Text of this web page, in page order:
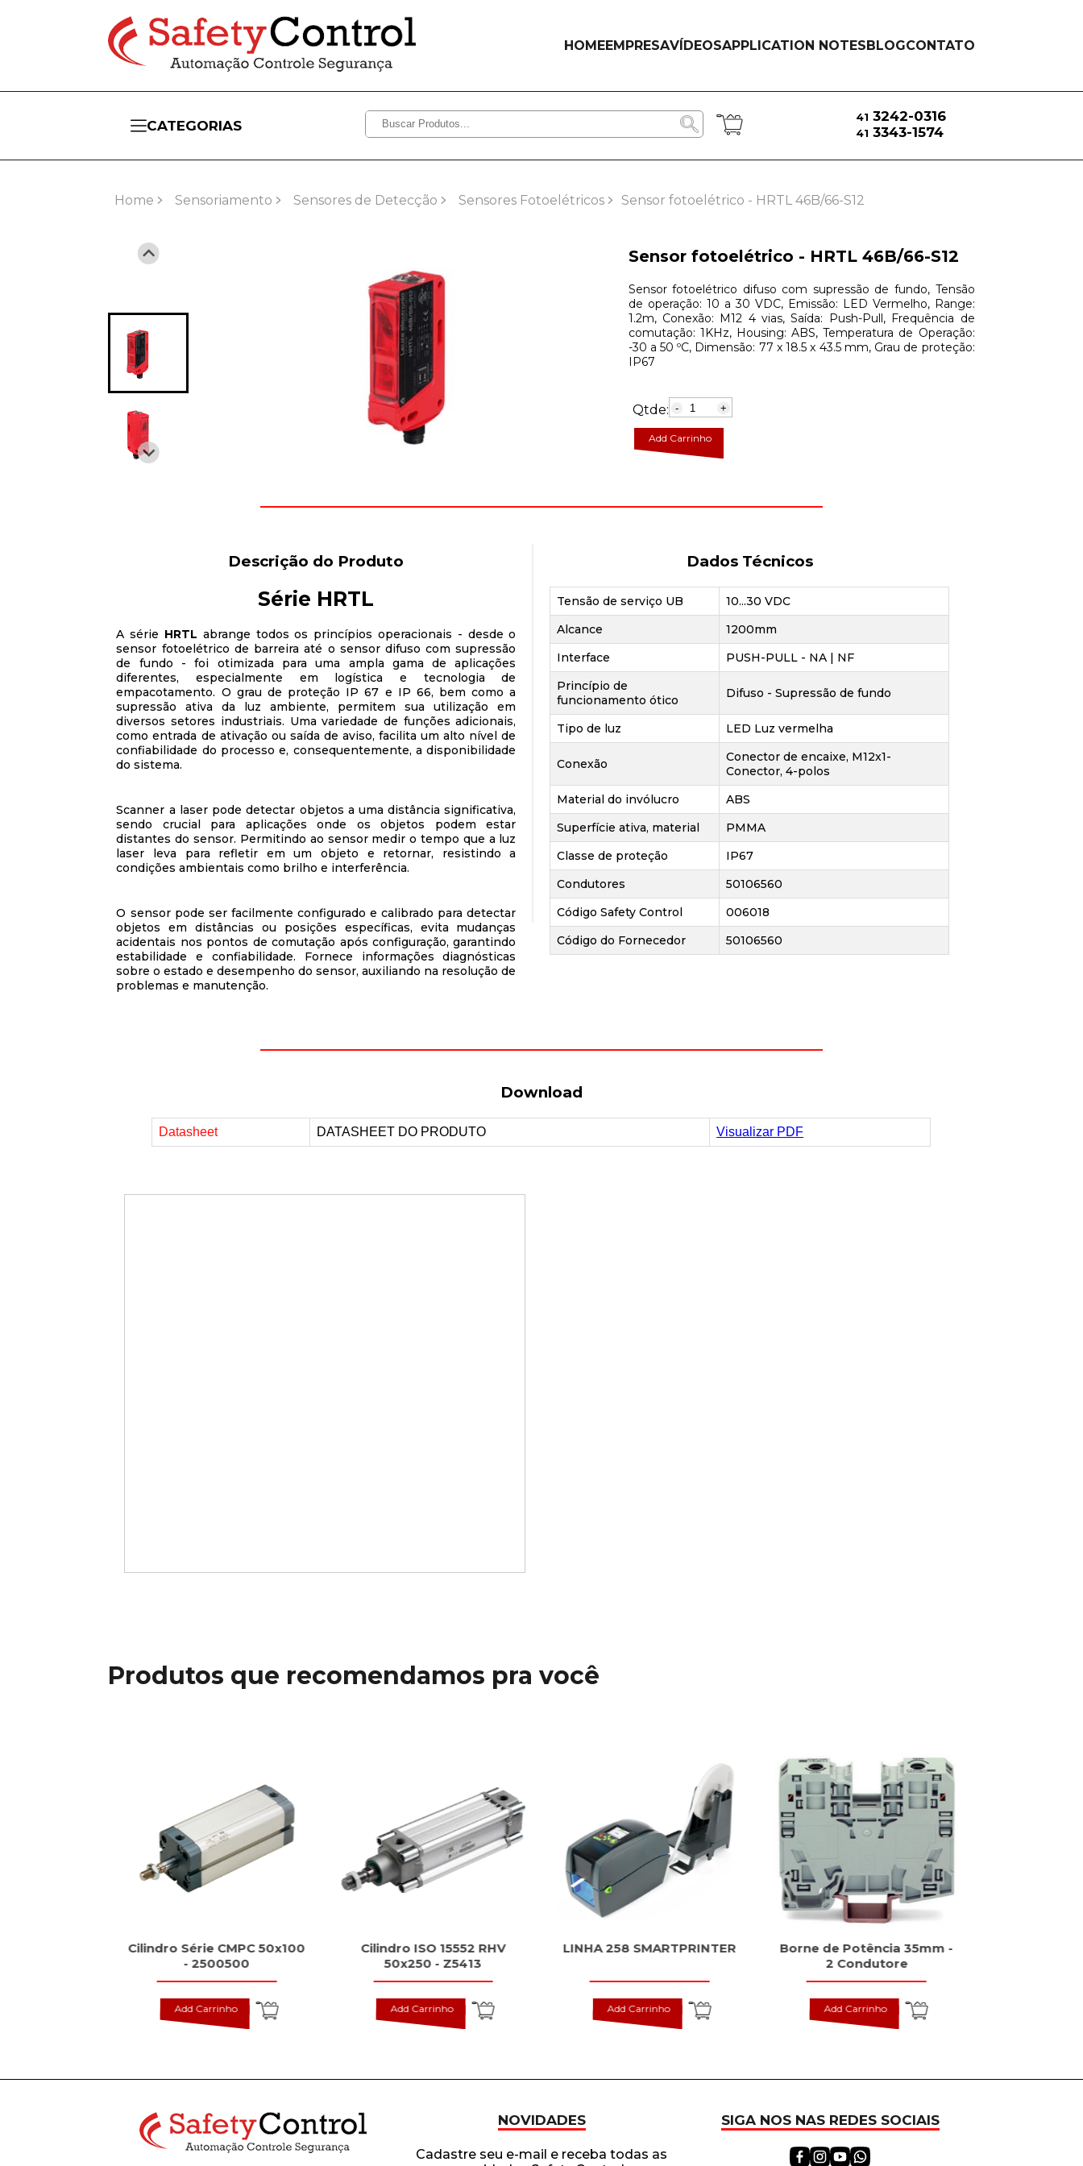
HOMEEMPRESAVÍDEOSAPPLICATION NOTESBLOGCONTATO
CATEGORIAS
41 3242-0316
41 3343-1574
Home Sensoriamento Sensores de Detecção Sensores Fotoelétricos Sensor fotoelétrico - HRTL 46B/66-S12
Sensor fotoelétrico - HRTL 46B/66-S12
Sensor fotoelétrico difuso com supressão de fundo, Tensão
de operação: 10 a 30 VDC, Emissão: LED Vermelho, Range:
1.2m, Conexão: M12 4 vias, Saída: Push-Pull, Frequência de
comutação: 1KHz, Housing: ABS, Temperatura de Operação:
-30 a 50 ºC, Dimensão: 77 x 18.5 x 43.5 mm, Grau de proteção:
IP67
Qtde: - +
Add Carrinho
Descrição do Produto
Série HRTL
A série HRTL abrange todos os princípios operacionais - desde o
sensor fotoelétrico de barreira até o sensor difuso com supressão
de fundo - foi otimizada para uma ampla gama de aplicações
diferentes, especialmente em logística e tecnologia de
empacotamento. O grau de proteção IP 67 e IP 66, bem como a
supressão ativa da luz ambiente, permitem sua utilização em
diversos setores industriais. Uma variedade de funções adicionais,
como entrada de ativação ou saída de aviso, facilita um alto nível de
confiabilidade do processo e, consequentemente, a disponibilidade
do sistema.
Scanner a laser pode detectar objetos a uma distância significativa,
sendo crucial para aplicações onde os objetos podem estar
distantes do sensor. Permitindo ao sensor medir o tempo que a luz
laser leva para refletir em um objeto e retornar, resistindo a
condições ambientais como brilho e interferência.
O sensor pode ser facilmente configurado e calibrado para detectar
objetos em distâncias ou posições específicas, evita mudanças
acidentais nos pontos de comutação após configuração, garantindo
estabilidade e confiabilidade. Fornece informações diagnósticas
sobre o estado e desempenho do sensor, auxiliando na resolução de
problemas e manutenção.
Dados Técnicos
Tensão de serviço UB
10...30 VDC
Alcance
1200mm
Interface
PUSH-PULL - NA | NF
Princípio de
funcionamento ótico
Difuso - Supressão de fundo
Tipo de luz LED Luz vermelha
Conexão
Conector de encaixe, M12x1-
Conector, 4-polos
Material do invólucro
ABS
Superfície ativa, material
PMMA
Classe de proteção
IP67
Condutores
50106560
Código Safety Control
006018
Código do Fornecedor
50106560
Download
Datasheet DATASHEET DO PRODUTO Visualizar PDF
Produtos que recomendamos pra você
Cilindro Série CMPC 50x100
- 2500500
Add Carrinho
Cilindro ISO 15552 RHV
50x250 - Z5413
Add Carrinho
LINHA 258 SMARTPRINTER
Add Carrinho
Borne de Potência 35mm -
2 Condutore
Add Carrinho
NOVIDADES
Cadastre seu e-mail e receba todas as
SIGA NOS NAS REDES SOCIAIS